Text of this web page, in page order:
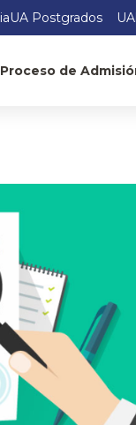
Postgrados
Proceso de